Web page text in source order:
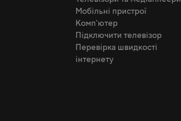
Мобільні пристрої
Комп'ютер
Підключити телевізор
Перевірка швидкості
інтернету